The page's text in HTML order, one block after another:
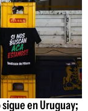
en Uruguay;